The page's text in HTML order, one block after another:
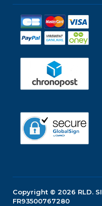
Copyright © 2026 RLD.
FR93500767280